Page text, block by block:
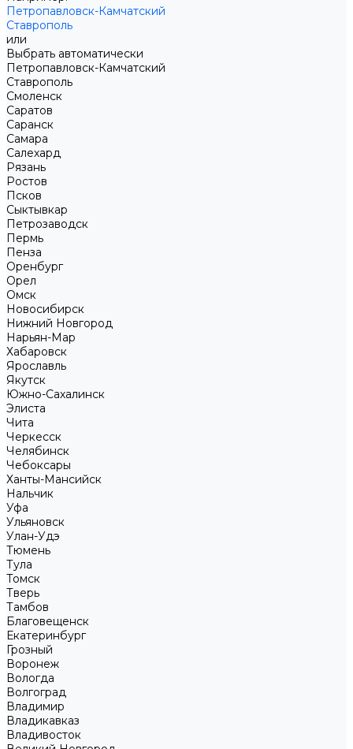
Петропавловск-Камчатский
Ставрополь
или
Выбрать автоматически
Петропавловск-Камчатский
Ставрополь
Смоленск
Саратов
Саранск
Самара
Салехард
Рязань
Ростов
Псков
Сыктывкар
Петрозаводск
Пермь
Пенза
Оренбург
Орел
Омск
Новосибирск
Нижний Новгород
Нарьян-Мар
Хабаровск
Ярославль
Якутск
Южно-Сахалинск
Элиста
Чита
Черкесск
Челябинск
Чебоксары
Ханты-Мансийск
Нальчик
Уфа
Ульяновск
Улан-Удэ
Тюмень
Тула
Томск
Тверь
Тамбов
Благовещенск
Екатеринбург
Грозный
Воронеж
Вологда
Волгоград
Владимир
Владикавказ
Владивосток